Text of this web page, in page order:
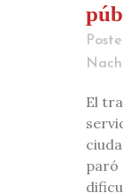
El
paró